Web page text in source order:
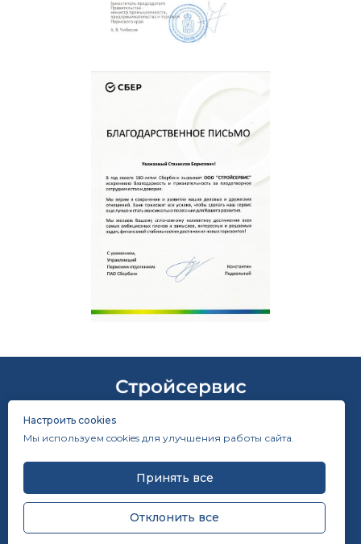
Настроить cookies
Мы используем cookies для улучшения работы сайта.
Принять все
Отклонить все
8 (800)300-5827
info@stroisservis.ru
«Производительность